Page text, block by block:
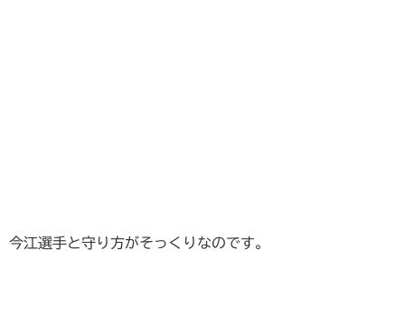
今江選手と守り方がそっくりなのです。